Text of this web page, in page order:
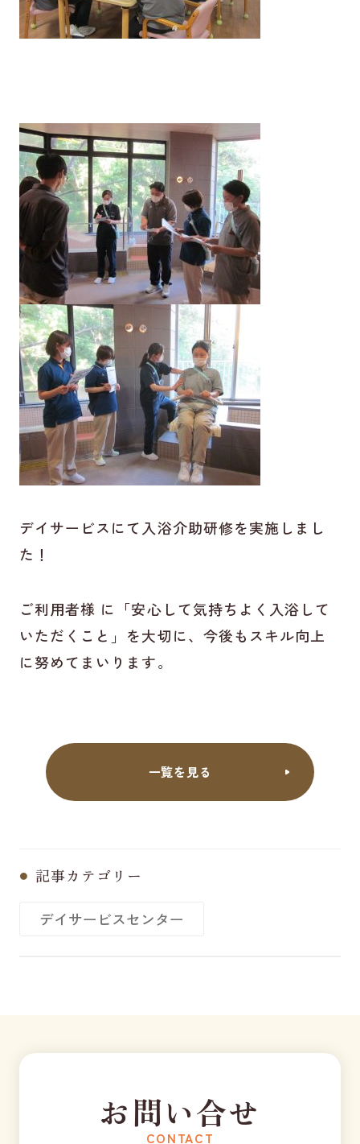
デイサービスにて入浴介助研修を実施しまし
た！
ご利用者様 に「安心して気持ちよく入浴して
いただくこと」を大切に、今後もスキル向上
に努めてまいります。
一覧を見る
記事カテゴリー
デイサービスセンター
お問い合せ
CONTACT